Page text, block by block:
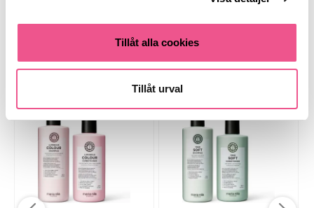
Tillåt alla cookies
Tillåt urval
Schampo och Balsam
Liknande produkter